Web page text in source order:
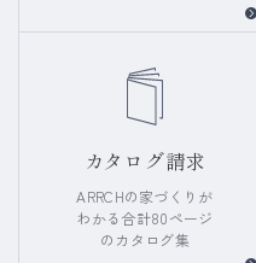
カタログ請求
ARRCHの家づくりが
わかる合計80ページ
のカタログ集